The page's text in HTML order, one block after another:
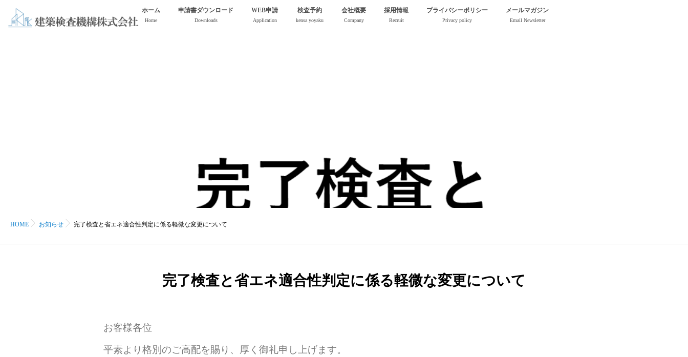
ホーム
Home
申請書ダウンロード
Downloads
WEB申請
Application
検査予約
kensa yoyaku
会社概要
Company
採用情報
Recruit
プライバシーポリシー
Privacy policy
メールマガジン
Email Newsletter
HOME お知らせ 完了検査と省エネ適合性判定に係る軽微な変更について
完了検査と省エネ適合性判定に係る軽微な変更について
お客様各位
平素より格別のご高配を賜り、厚く御礼申し上げます。